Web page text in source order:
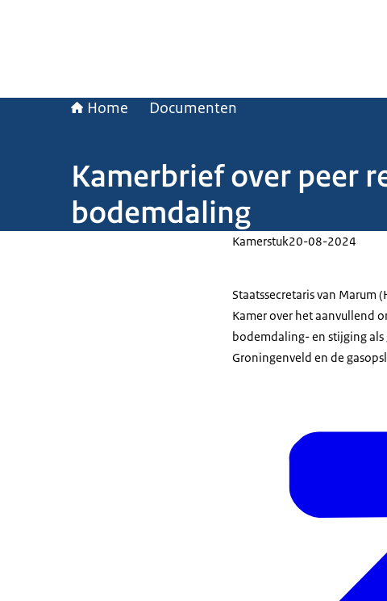
Home Documenten
Kamerbrief over peer
bodemdaling
Kamerstuk20-08-2024
Staatssecretaris van Marum
Kamer over het aanvullend
bodemdaling- en stijging
Groningenveld en de